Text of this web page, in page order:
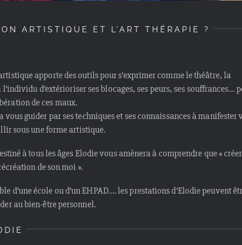
ARTISTIQUE ET L’ART THÉRAPIE ?
apporte des outils pour s’exprimer comme le théâtre, la
d’extérioriser ses blocages, ses peurs, ses souffrances…
de ces maux.
vous guider par ses techniques et ses connaissances à manifester
sous une forme artistique.
à tous les âges Elodie vous amènera à comprendre que « créer
de son moi ».
d’une école ou d’un EHPAD…. les prestations d’Elodie peuvent
au bien-être personnel.